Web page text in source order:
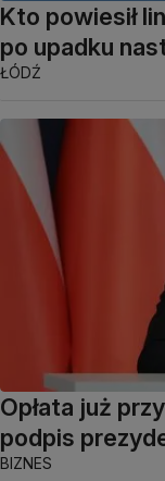
Kto powiesił
po upadku
ŁÓDŹ
Opłata już
podpis
BIZNES